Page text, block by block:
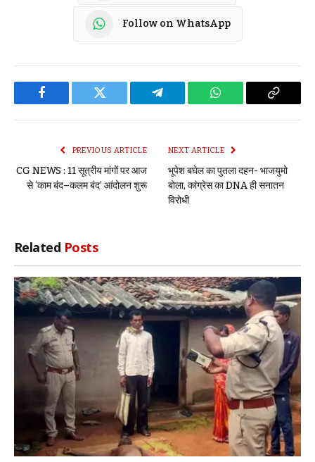
Follow on WhatsApp
Facebook Twitter Telegram WhatsApp Copy
PREVIOUS ARTICLE
CG NEWS : 11 सूत्रीय मांगों पर आज
से ‘काम बंद–कलम बंद’ आंदोलन शुरू
NEXT ARTICLE
भूपेश बघेल का पुतला दहन- भाजयुमो
बोला, कांग्रेस का DNA ही सनातन
विरोधी
Related Posts